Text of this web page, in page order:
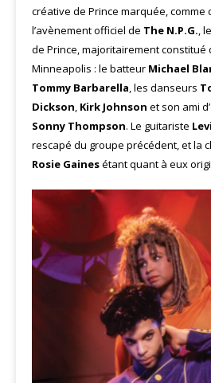
créative de Prince marquée, comme
l’avènement officiel de The N.P.G.,
de Prince, majoritairement constitué
Minneapolis : le batteur Michael
Tommy Barbarella, les danseurs
Dickson, Kirk Johnson et son ami
Sonny Thompson. Le guitariste
rescapé du groupe précédent, et la
Rosie Gainesétant quant à eux